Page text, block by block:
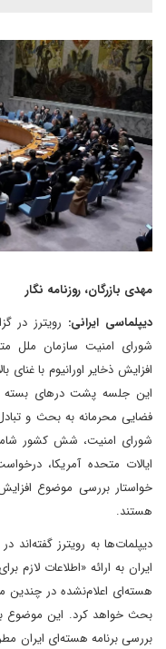
مهدی بازرگان، روزنامه نگار
دیپلماسی ایرانی: رویترز در
افزایش ذخایر اورانیوم با
این جلسه پشت درهای بسته
شورای امنیت، شش کشور شامل
ایالات متحده آمریکا،
خواستار بررسی موضوع افزایش
هستند.
دیپلمات‌ها به رویترز
ایران به ارائه «اطلاعات لازم
هسته‌ای اعلام‌نشده در چندین
بحث خواهد کرد. این موضوع
بررسی برنامه هسته‌ای ایران